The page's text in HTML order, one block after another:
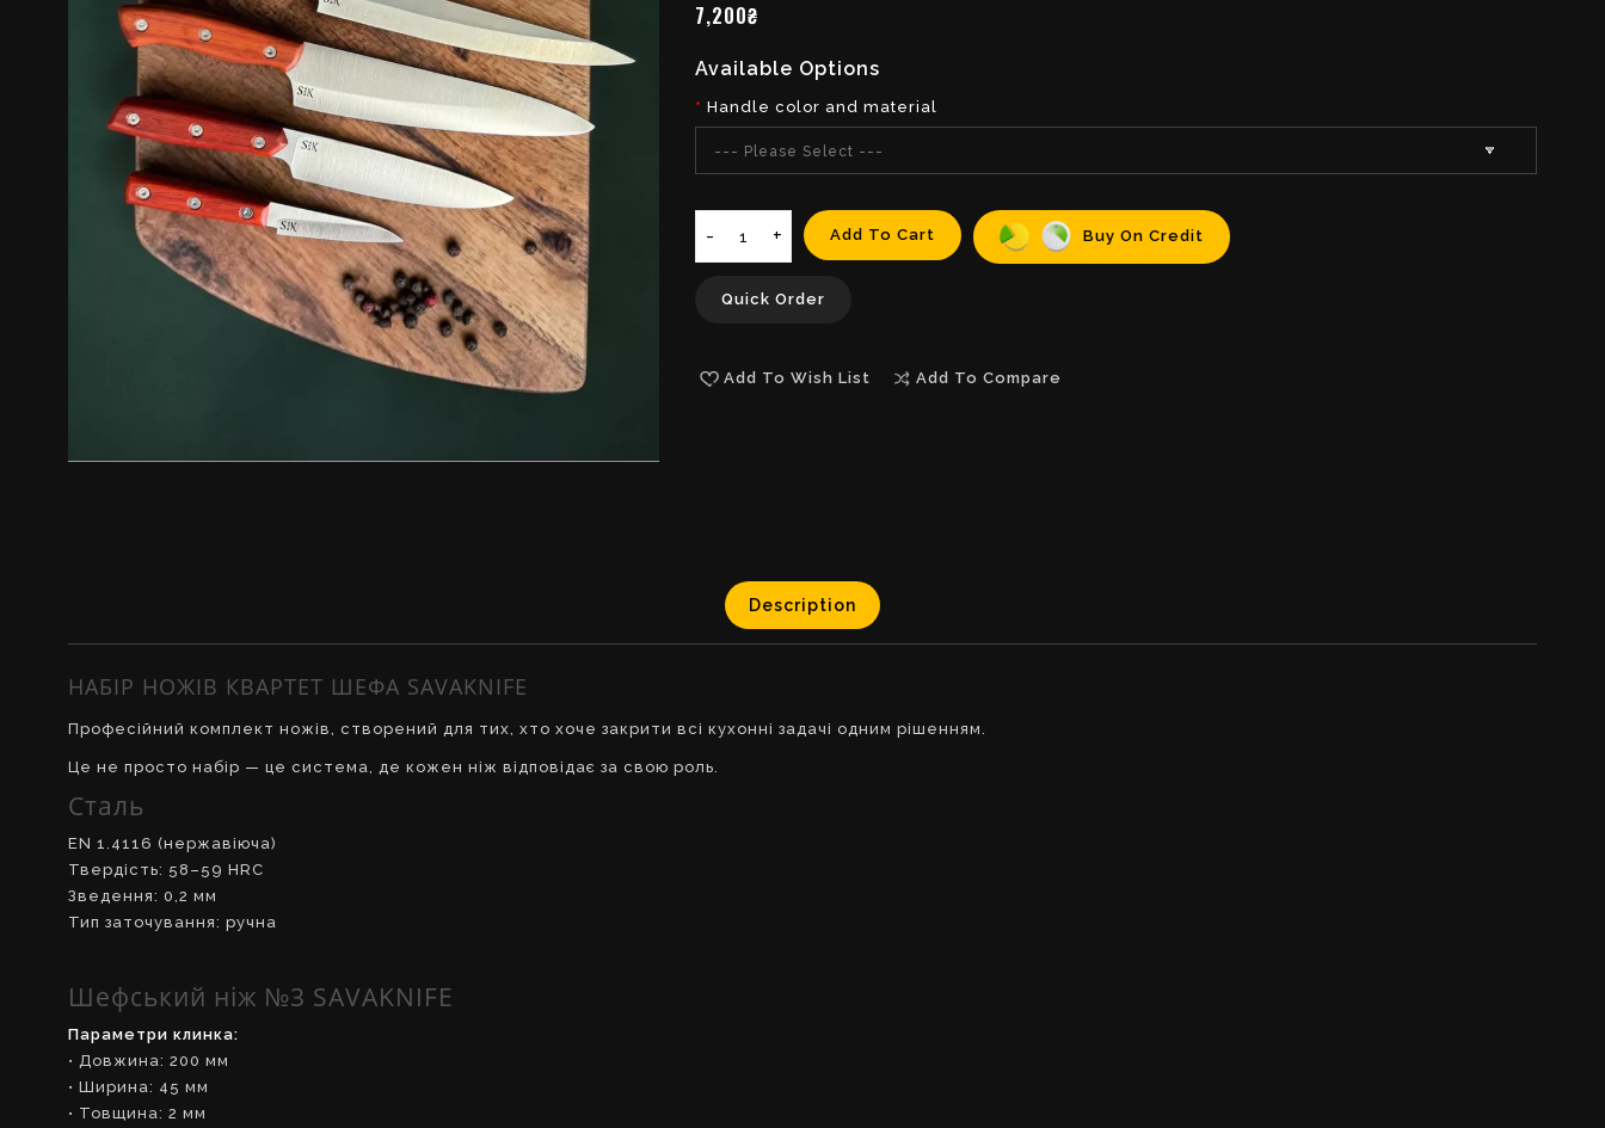
7,200₴
Available Options
Handle color and material
--- Please Select ---
Add To Cart Buy On Credit
Quick Order
Add To Wish List Add To Compare
Description
НАБІР НОЖІВ КВАРТЕТ ШЕФА SAVAKNIFE
Професійний комплект ножів, створений для тих, хто хоче закрити всі кухонні задачі одним рішенням.
Це не просто набір — це система, де кожен ніж відповідає за свою роль.
Сталь
EN 1.4116 (нержавіюча)
Твердість: 58–59 HRC
Зведення: 0,2 мм
Тип заточування: ручна
Шефський ніж №3 SAVAKNIFE
Параметри клинка:
• Довжина: 200 мм
• Ширина: 45 мм
• Товщина: 2 мм